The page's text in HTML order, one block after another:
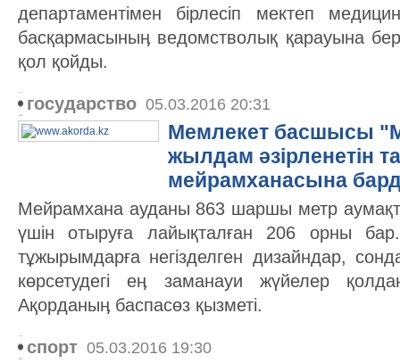
департаментімен бірлесіп мектеп
басқармасыныӊ ведомстволық қарауына
қол қойды.
государство 05.03.2016 20:31
Мемлекет басшысы
жылдам әзірленетін
мейрамханасына
Мейрамхана ауданы 863 шаршы метр
үшін отыруға лайықталған 206 орны
тұжырымдарға негізделген дизайндар,
көрсетудегі еӊ заманауи жүйелер
Ақорданыӊ баспасөз қызметі.
спорт 05.03.2016 19:30